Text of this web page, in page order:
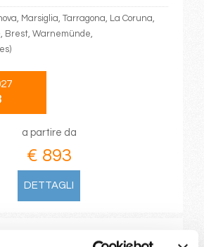
Marsiglia, Tarragona, La Coruna,
Brest, Warnemünde,
a partire da
€ 893
DETTAGLI
MSC Euribia